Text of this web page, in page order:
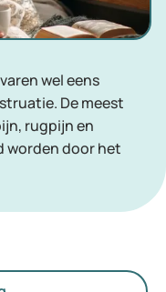
wel eens
De meest
rugpijn en
worden door het